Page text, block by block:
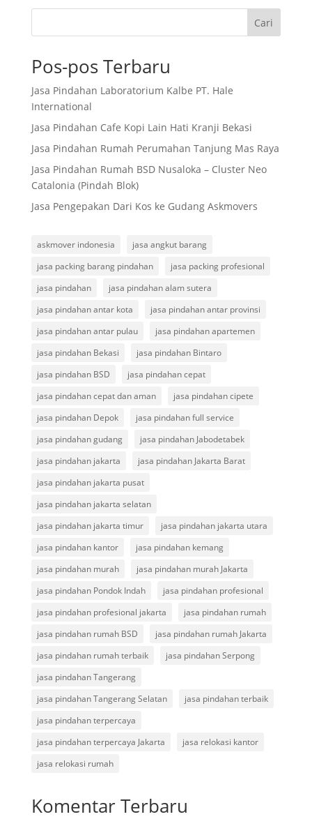
Cari
Pos-pos Terbaru
Jasa Pindahan Laboratorium Kalbe PT. Hale
International
Jasa Pindahan Cafe Kopi Lain Hati Kranji Bekasi
Jasa Pindahan Rumah Perumahan Tanjung Mas Raya
Jasa Pindahan Rumah BSD Nusaloka – Cluster Neo
Catalonia (Pindah Blok)
Jasa Pengepakan Dari Kos ke Gudang Askmovers
askmover indonesia
jasa angkut barang
jasa packing barang pindahan
jasa packing profesional
jasa pindahan
jasa pindahan alam sutera
jasa pindahan antar kota
jasa pindahan antar provinsi
jasa pindahan antar pulau
jasa pindahan apartemen
jasa pindahan Bekasi
jasa pindahan Bintaro
jasa pindahan BSD
jasa pindahan cepat
jasa pindahan cepat dan aman
jasa pindahan cipete
jasa pindahan Depok
jasa pindahan full service
jasa pindahan gudang
jasa pindahan Jabodetabek
jasa pindahan jakarta
jasa pindahan Jakarta Barat
jasa pindahan jakarta pusat
jasa pindahan jakarta selatan
jasa pindahan jakarta timur
jasa pindahan jakarta utara
jasa pindahan kantor
jasa pindahan kemang
jasa pindahan murah
jasa pindahan murah Jakarta
jasa pindahan Pondok Indah
jasa pindahan profesional
jasa pindahan profesional jakarta
jasa pindahan rumah
jasa pindahan rumah BSD
jasa pindahan rumah Jakarta
jasa pindahan rumah terbaik
jasa pindahan Serpong
jasa pindahan Tangerang
jasa pindahan Tangerang Selatan
jasa pindahan terbaik
jasa pindahan terpercaya
jasa pindahan terpercaya Jakarta
jasa relokasi kantor
jasa relokasi rumah
Komentar Terbaru